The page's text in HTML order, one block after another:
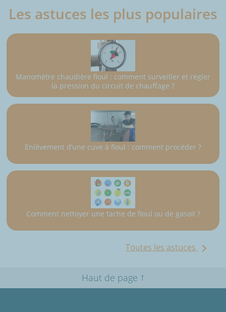
Les astuces les plus populaires
Manomètre chaudière fioul : comment surveiller et régler
la pression du circuit de chauffage ?
Enlèvement d’une cuve à fioul : comment procéder ?
Comment nettoyer une tache de fioul ou de gasoil ?
Toutes les astuces
Haut de page ↑